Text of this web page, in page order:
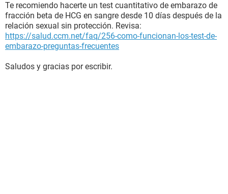
Te recomiendo hacerte un test cuantitativo de embarazo de
fracción beta de HCG en sangre desde 10 días después de la
relación sexual sin protección. Revisa:
https://salud.ccm.net/faq/256-como-funcionan-los-test-de-
embarazo-preguntas-frecuentes
Saludos y gracias por escribir.